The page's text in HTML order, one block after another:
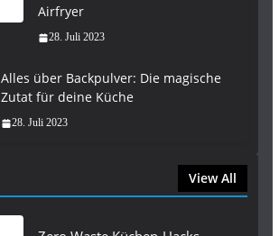
Airfryer
28. Juli 2023
Alles über Backpulver: Die magische
Zutat für deine Küche
28. Juli 2023
View All